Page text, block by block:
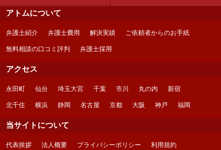
アトムについて
弁護士紹介 弁護士費用 解決実績 ご依頼者からのお手紙
無料相談の口コミ評判 弁護士採用
アクセス
永田町 仙台 埼玉大宮 千葉 市川 丸の内 新宿
北千住 横浜 静岡 名古屋 京都 大阪 神戸 福岡
当サイトについて
代表挨拶 法人概要 プライバシーポリシー 利用規約